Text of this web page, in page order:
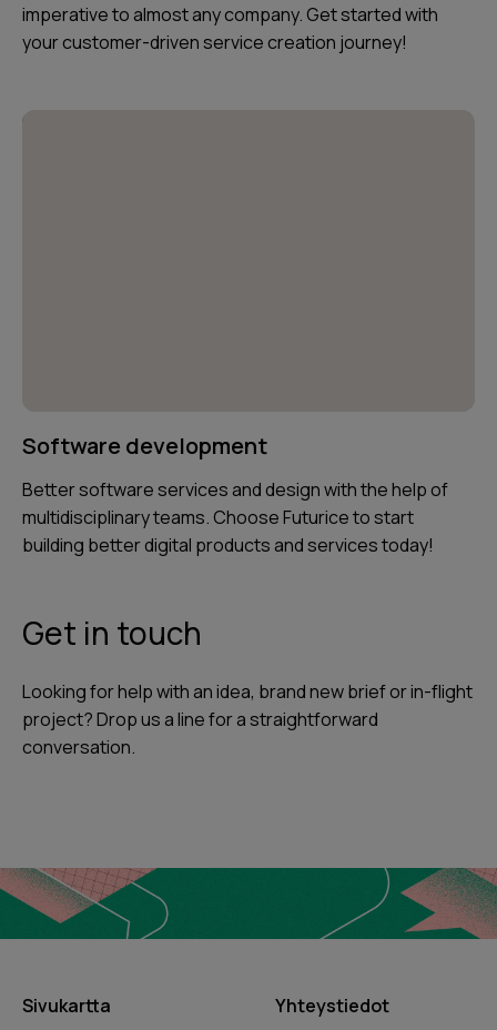
imperative to almost any company. Get started with
your customer-driven service creation journey!
Software development
Better software services and design with the help of
multidisciplinary teams. Choose Futurice to start
building better digital products and services today!
Get in touch
Looking for help with an idea, brand new brief or in-flight
project? Drop us a line for a straightforward
conversation.
Sivukartta Yhteystiedot